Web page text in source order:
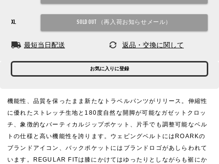
XL
最短当日配送 返品・交換に関して
お気に入りに登録
機能性、品質を保ったまま新たなトラベルパンツがリリース。伸縮性
に優れたストレッチ生地と180度自然な開脚が可能なガゼットクロッ
チ、象徴的なバーティカルジップポケット、片手でも調整可能なベル
トの仕様と高い機能性を誇ります。ウェビングベルトにはROARKの
ブランドアイコン、バックポケットにはブランドロゴがあしらわれて
います。REGULAR FITは膝にかけてはゆったりとしながらも裾にか